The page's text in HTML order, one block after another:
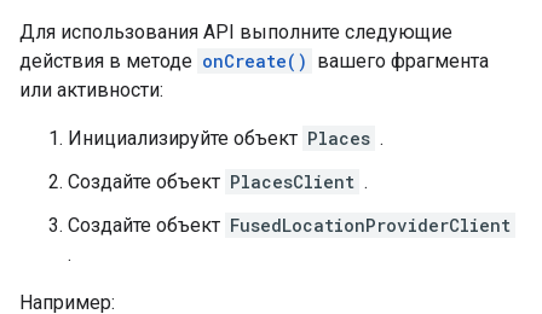
Для использования API выполните следующие
действия в методе onCreate() вашего фрагмента
или активности:
Инициализируйте объект Places .
Создайте объект PlacesClient .
Создайте объект FusedLocationProviderClient
.
Например: